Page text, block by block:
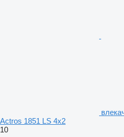
Actros 1851 LS 4x2
10